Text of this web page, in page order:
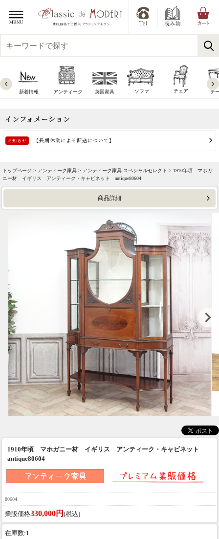
新着情報 アンティーク 英国家具 ソファ チェア テ
トップページ > アンティーク家具 > アンティーク家具 スペシャルセレクト > 1910年頃 マホガ
ニー材 イギリス アンティーク・キャビネット antique80604
商品詳細
1910年頃 マホガニー材 イギリス アンティーク・キャビネット
antique80604
80604
業販価格330,000円 (税込)
在庫数:1